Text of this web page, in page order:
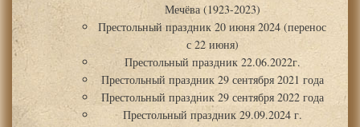
Мечёва (1923-2023)
Престольный праздник 20 июня 2024 (перенос
с 22 июня)
Престольный праздник 22.06.2022г.
Престольный праздник 29 сентября 2021 года
Престольный праздник 29 сентября 2022 года
Престольный праздник 29.09.2024 г.